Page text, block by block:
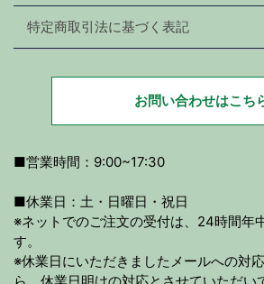
特定商取引法に基づく表記
お問い合わせはこち
■営業時間：9:00~17:30
■休業日：土・日曜日・祝日
※ネットでのご注文の受付は、24時間年
す。
※休業日にいただきましたメールへの対
ら、休業日明けの対応とさせていただい